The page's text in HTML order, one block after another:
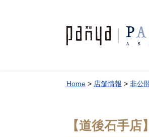
Home > 店舗情報 > 非公
【道後石手